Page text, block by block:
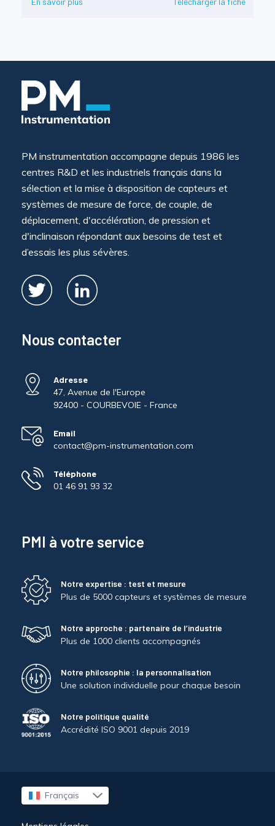
PM instrumentation accompagne depuis 1986 les
centres R&D et les industriels français dans la
sélection et la mise à disposition de capteurs et
systèmes de mesure de force, de couple, de
déplacement, d'accélération, de pression et
d'inclinaison répondant aux besoins de test et
d’essais les plus sévères.
Nous contacter
Adresse
47, Avenue de l'Europe
92400 - COURBEVOIE - France
Email
contact@pm-instrumentation.com
Téléphone
01 46 91 93 32
PMI à votre service
Notre expertise : test et mesure
Plus de 5000 capteurs et systèmes de mesure
Notre approche : partenaire de l’industrie
Plus de 1000 clients accompagnés
Notre philosophie : la personnalisation
Une solution individuelle pour chaque besoin
Notre politique qualité
Accrédité ISO 9001 depuis 2019
Français
English